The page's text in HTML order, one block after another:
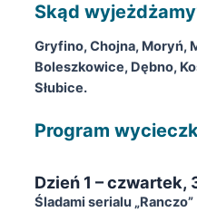
Skąd
Gryfino, Chojna, Moryń,
Boleszkowice, Dębno,
Słubice.
Program
Dzień 1 – czwartek,
Śladami serialu „Ranczo”